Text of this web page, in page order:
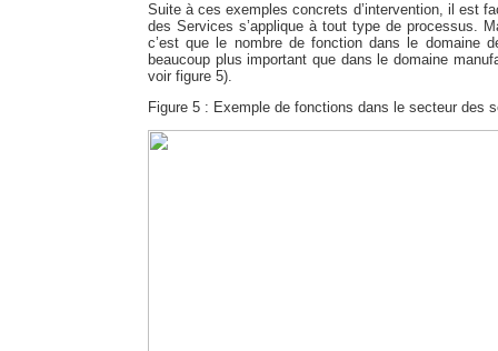
Suite à ces exemples concrets d’intervention, il est
des Services s’applique à tout type de processus.
c’est que le nombre de fonction dans le domaine
beaucoup plus important que dans le domaine
voir figure 5).
Figure 5 : Exemple de fonctions dans le secteur des